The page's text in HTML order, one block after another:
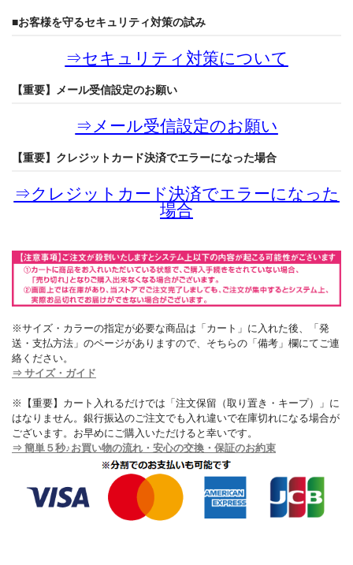
■お客様を守るセキュリティ対策の試み
⇒セキュリティ対策について
【重要】メール受信設定のお願い
⇒ メール受信設定のお願い
【重要】クレジットカード決済でエラーになった場合
⇒クレジットカード決済でエラーになった
場合
※サイズ・カラーの指定が必要な商品は「カート」に入れた後、「発
送・支払方法」のページがありますので、そちらの「備考」欄にてご連
絡ください。
⇒ サイズ・ガイド
※【重要】カート入れるだけでは「注文保留（取り置き・キープ）」に
はなりません。銀行振込のご注文でも入れ違いで在庫切れになる場合が
ございます。お早めにご購入いただけると幸いです。
⇒ 簡単５秒♪お買い物の流れ・安心の交換・保証のお約束